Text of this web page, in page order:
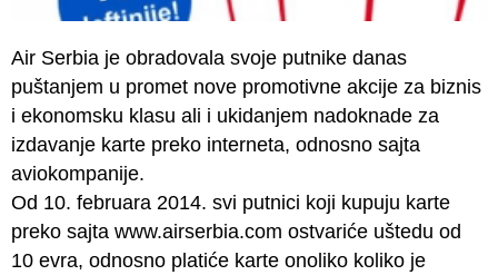
Air Serbia je obradovala svoje putnike danas
puštanjem u promet nove promotivne akcije za biznis
i ekonomsku klasu ali i ukidanjem nadoknade za
izdavanje karte preko interneta, odnosno sajta
aviokompanije.
Od 10. februara 2014. svi putnici koji kupuju karte
preko sajta www.airserbia.com ostvariće uštedu od
10 evra, odnosno platiće karte onoliko koliko je